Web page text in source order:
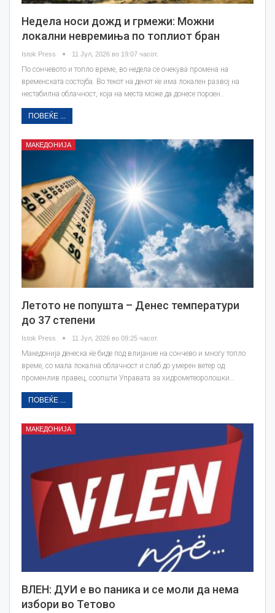
Недела носи дожд и грмежи: Можни
локални невремиња по топлиот бран
Istok Press 11 Јул, 2026 во 19:07 часот.
По сончевото и топло време, во недела се очекува промена на
временската состојба. Во текот на денот ќе има локален развој на
нестабилна облачност, која на места може да донесе пороен…
ПОВЕЌЕ ...
МАКЕДОНИЈА
Летото не попушта – Денес температури
до 37 степени
Istok Press 11 Јул, 2026 во 09:25 часот.
Македонија денеска ќе биде под влијание на сончево и многу топло
време, со мала локална облачност и слаб до умерен ветер од
променлив правец, соопшти Управата за хидрометеоролошки…
ПОВЕЌЕ ...
МАКЕДОНИЈА
ВЛЕН: ДУИ е во паника и се моли да нема
избори во Тетово